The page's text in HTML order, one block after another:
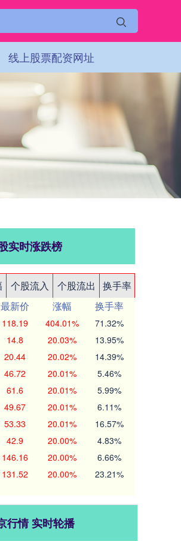
线上股票配资网址
实时涨跌榜
个股流入 个股流出
换手率
最新价 涨幅
换手率
118.19 404.01% 71.32%
14.8 20.03% 13.95%
20.44 20.02% 14.39%
46.72 20.01% 5.46%
61.6 20.01% 5.99%
49.67 20.01% 6.11%
53.33 20.01% 16.57%
42.9 20.00% 4.83%
146.16 20.00% 6.66%
131.52 20.00% 23.21%
行情 实时轮播